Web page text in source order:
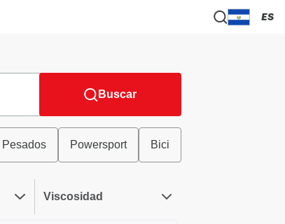
ES
Buscar
Pesados Powersport Bici
Viscosidad